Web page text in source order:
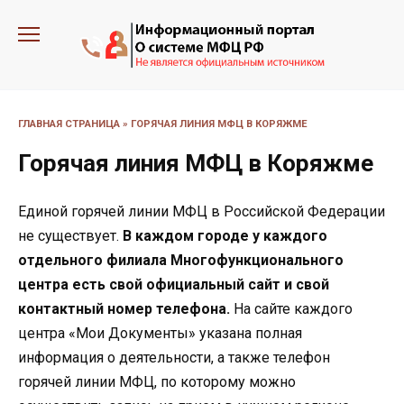
содержанию
ГЛАВНАЯ СТРАНИЦА » ГОРЯЧАЯ ЛИНИЯ МФЦ В КОРЯЖМЕ
Горячая линия МФЦ в Коряжме
Единой горячей линии МФЦ в Российской Федерации
не существует. В каждом городе у каждого
отдельного филиала Многофункционального
центра есть свой официальный сайт и свой
контактный номер телефона. На сайте каждого
центра «Мои Документы» указана полная
информация о деятельности, а также телефон
горячей линии МФЦ, по которому можно